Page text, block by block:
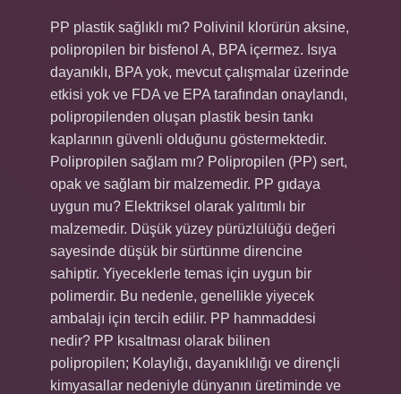
PP plastik sağlıklı mı? Polivinil klorürün aksine,
polipropilen bir bisfenol A, BPA içermez. Isıya
dayanıklı, BPA yok, mevcut çalışmalar üzerinde
etkisi yok ve FDA ve EPA tarafından onaylandı,
polipropilenden oluşan plastik besin tankı
kaplarının güvenli olduğunu göstermektedir.
Polipropilen sağlam mı? Polipropilen (PP) sert,
opak ve sağlam bir malzemedir. PP gıdaya
uygun mu? Elektriksel olarak yalıtımlı bir
malzemedir. Düşük yüzey pürüzlülüğü değeri
sayesinde düşük bir sürtünme direncine
sahiptir. Yiyeceklerle temas için uygun bir
polimerdir. Bu nedenle, genellikle yiyecek
ambalajı için tercih edilir. PP hammaddesi
nedir? PP kısaltması olarak bilinen
polipropilen; Kolaylığı, dayanıklılığı ve dirençli
kimyasallar nedeniyle dünyanın üretiminde ve